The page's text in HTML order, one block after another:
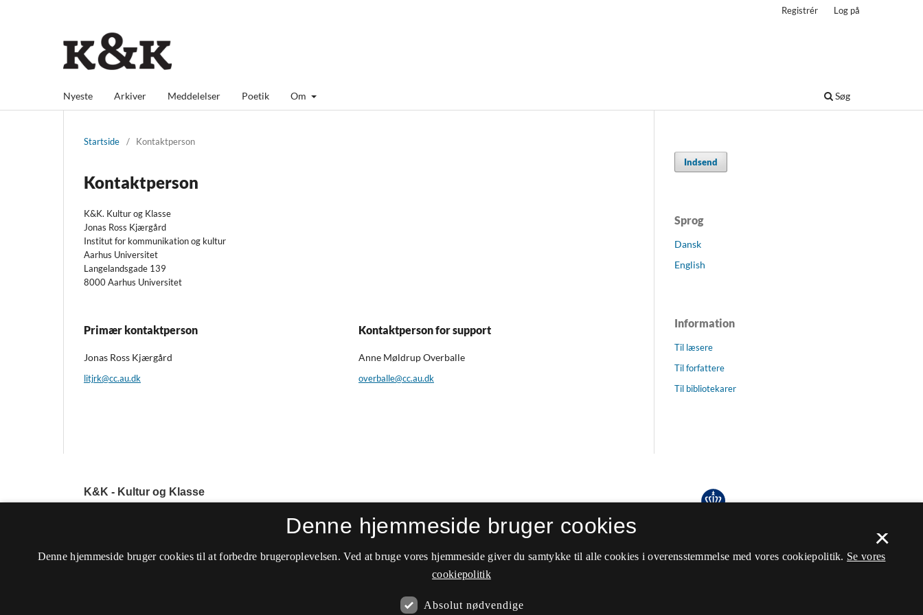
Nyeste Arkiver Meddelelser Poetik Om Søg
Registrér Log på
Startside / Kontaktperson
Kontaktperson
K&K. Kultur og Klasse
Jonas Ross Kjærgård
Institut for kommunikation og kultur
Aarhus Universitet
Langelandsgade 139
8000 Aarhus Universitet
Primær kontaktperson
Jonas Ross Kjærgård
litjrk@cc.au.dk
Kontaktperson for support
Anne Møldrup Overballe
overballe@cc.au.dk
Indsend
Sprog
Dansk
English
Information
Til læsere
Til forfattere
Til bibliotekarer
K&K - Kultur og Klasse
Tilgængelighedserklæring
×
Denne hjemmeside bruger cookies
Denne hjemmeside bruger cookies til at forbedre brugeroplevelsen. Ved at bruge vores hjemmeside giver du samtykke til alle cookies i overensstemmelse med vores cookiepolitik. Se vores
cookiepolitik
Absolut nødvendige